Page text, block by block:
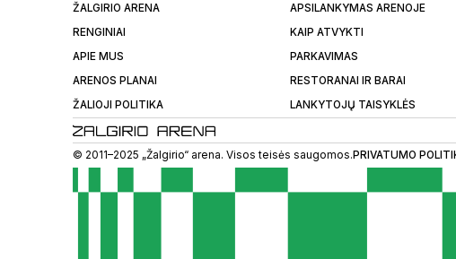
ŽALGIRIO ARENA
RENGINIAI
APIE MUS
ARENOS PLANAI
ŽALIOJI POLITIKA
APSILANKYMAS ARENOJE
KAIP ATVYKTI
PARKAVIMAS
RESTORANAI IR BARAI
LANKYTOJŲ TAISYKLĖS
© 2011–2025 „Žalgirio“ arena. Visos teisės saugomos. PRIVATUMO